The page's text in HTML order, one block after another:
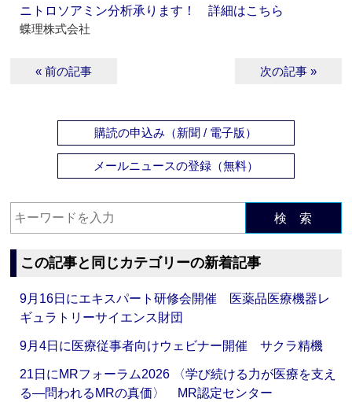
ニトロソアミン分析承ります！ 詳細はこちら
蝶理株式会社
« 前の記事 次の記事 »
購読の申込み（新聞 / 電子版）
メールニュースの登録（無料）
検 索
この記事と同じカテゴリーの新着記事
9月16日にエキスパート研修会開催 医薬品医療機器レ
ギュラトリーサイエンス財団
9月4日に医療従事者向けウェビナー開催 サクラ精機
21日にMRフォーラム2026 〈学び続ける力が医療を支え
る―問われるMRの真価〉 MR認定センター